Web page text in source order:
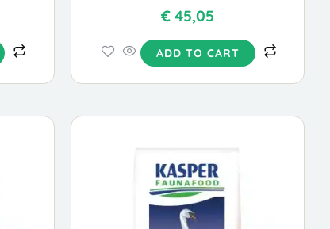
€45,05
ADD TO CART